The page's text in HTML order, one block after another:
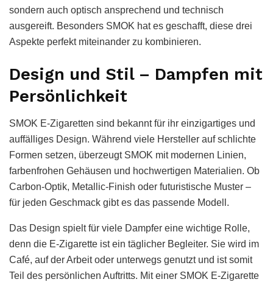
sondern auch optisch ansprechend und technisch
ausgereift. Besonders SMOK hat es geschafft, diese drei
Aspekte perfekt miteinander zu kombinieren.
Design und Stil – Dampfen mit
Persönlichkeit
SMOK E-Zigaretten sind bekannt für ihr einzigartiges und
auffälliges Design. Während viele Hersteller auf schlichte
Formen setzen, überzeugt SMOK mit modernen Linien,
farbenfrohen Gehäusen und hochwertigen Materialien. Ob
Carbon-Optik, Metallic-Finish oder futuristische Muster –
für jeden Geschmack gibt es das passende Modell.
Das Design spielt für viele Dampfer eine wichtige Rolle,
denn die E-Zigarette ist ein täglicher Begleiter. Sie wird im
Café, auf der Arbeit oder unterwegs genutzt und ist somit
Teil des persönlichen Auftritts. Mit einer SMOK E-Zigarette